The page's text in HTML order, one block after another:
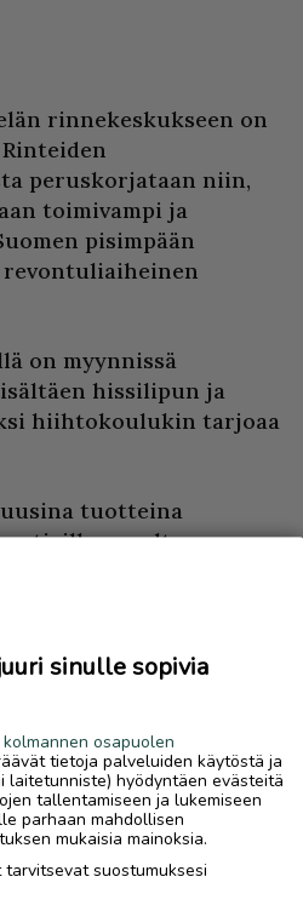
rinnekeskukseen on
peruskorjataan niin,
toimivampi ja
pisimpään
on myynnissä
hissilipun ja
hiihtokoulukin tarjoaa
tuotteina
soveltavaa
lapsille ja 3/5-
on suunnitelmissa
lumikenkä-, fatbike-,
opettaja
Saariselällä
mukavaa juttuseuraa
sinulle sopivia
kolmannen osapuolen
tietoja palveluiden käytöstä ja
laitetunniste) hyödyntäen evästeitä
tallentamiseen ja lukemiseen
parhaan mahdollisen
mukaisia mainoksia.
suostumuksesi